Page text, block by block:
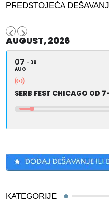
PREDSTOJEĆA
AUGUST, 2026
07
AUG
09
SERB FEST CHICAGO OD
KATEGORIJE